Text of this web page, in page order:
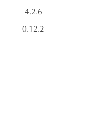
4.2.6
0.12.2